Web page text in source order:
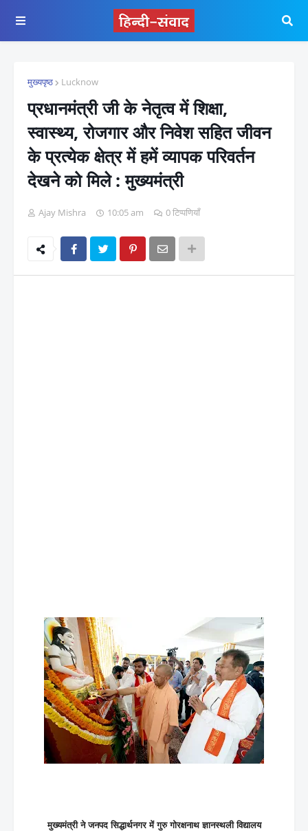
मुख्यपृष्ठ Lucknow
प्रधानमंत्री जी के नेतृत्व में शिक्षा,
स्वास्थ्य, रोजगार और निवेश सहित जीवन
के प्रत्येक क्षेत्र में हमें व्यापक परिवर्तन
देखने को मिले : मुख्यमंत्री
Ajay Mishra 10:05 am 0 टिप्पणियाँ
मुख्यमंत्री ने जनपद सिद्धार्थनगर में गुरु गोरक्षनाथ ज्ञानस्थली विद्यालय